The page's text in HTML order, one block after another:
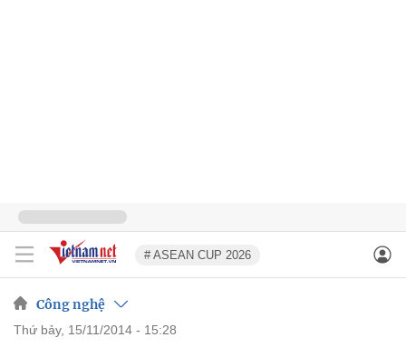
# ASEAN CUP 2026
Công nghệ
thứ bảy, 15/11/2014 - 15:28